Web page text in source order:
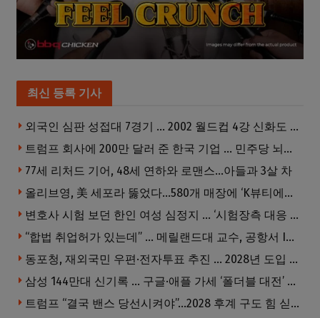
최신 등록 기사
외국인 심판 성접대 7경기 … 2002 월드컵 4강 신화도 흔들
트럼프 회사에 200만 달러 준 한국 기업 … 민주당 뇌물의혹 조사
77세 리처드 기어, 48세 연하와 로맨스…아들과 3살 차
올리브영, 美 세포라 뚫었다…580개 매장에 ‘K뷰티에딧’ 론칭
변호사 시험 보던 한인 여성 심정지 … ‘시험장측 대응 부적절’ 소송
“합법 취업허가 있는데” … 메릴랜드대 교수, 공항서 ICE에 체포, 구금 중
동포청, 재외국민 우편·전자투표 추진 … 2028년 도입 목표
삼성 144만대 신기록 … 구글·애플 가세 ‘폴더블 대전’ 열린다
트럼프 “결국 밴스 당선시켜야”…2028 후계 구도 힘 싣나